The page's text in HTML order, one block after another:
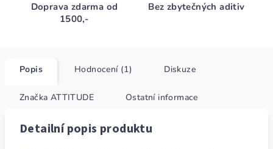
Doprava zdarma od
1500,-
Bez zbytečných aditiv
Popis Hodnocení (1) Diskuze
Značka ATTITUDE Ostatní informace
Detailní popis produktu